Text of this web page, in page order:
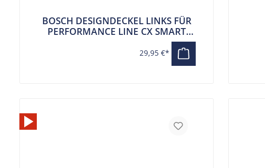
BOSCH DESIGNDECKEL LINKS FÜR
PERFORMANCE LINE CX SMART
29,95 €*